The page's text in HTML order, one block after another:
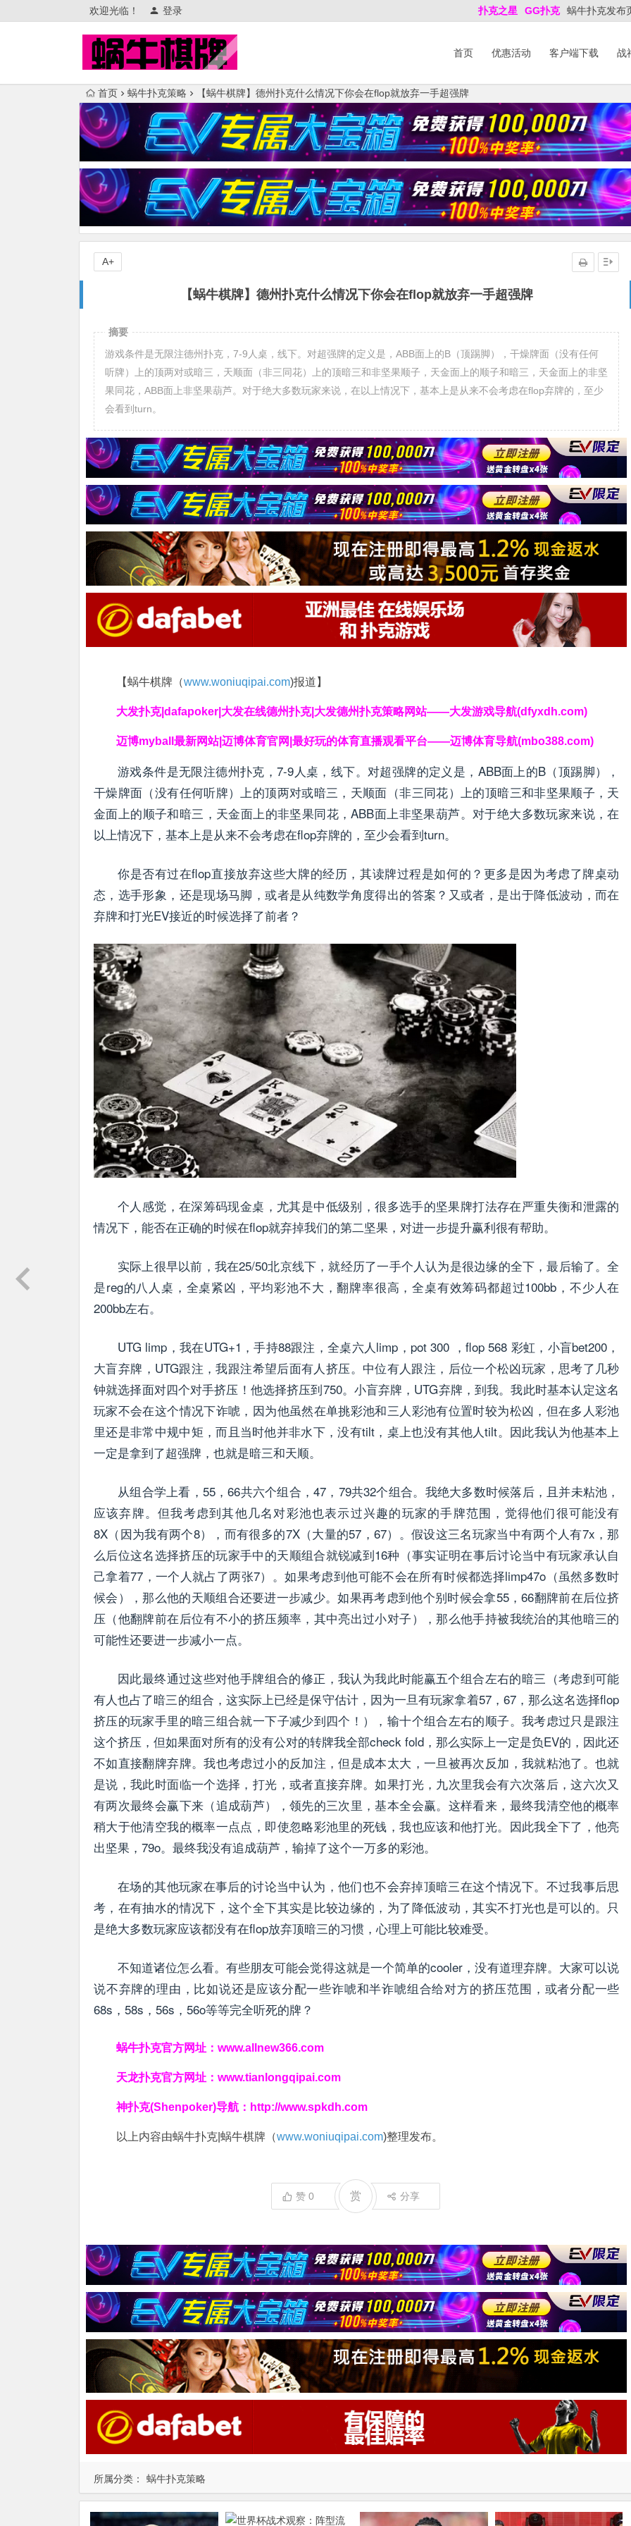
欢迎光临！ 登录 扑克之星 GG扑克 蜗牛扑克发布
首页 优惠活动 客户端下载 战
首页 蜗牛扑克策略 【蜗牛棋牌】德州扑克什么情况下你会在flop就放弃一手超强牌
【蜗牛棋牌】德州扑克什么情况下你会在flop就放弃一手超强牌
A+
所属分类： 蜗牛扑克策略
摘要
游戏条件是无限注德州扑克，7-9人桌，线下。对超强牌的定义是，ABB面上的B（顶踢脚），干燥牌面（没有任何
听牌）上的顶两对或暗三，天顺面（非三同花）上的顶暗三和非坚果顺子，天金面上的顺子和暗三，天金面上的非坚
果同花，ABB面上非坚果葫芦。对于绝大多数玩家来说，在以上情况下，基本上是从来不会考虑在flop弃牌的，至少
会看到turn。
【蜗牛棋牌（www.woniuqipai.com)报道】
大发扑克|dafapoker|大发在线德州扑克|大发德州扑克策略网站——大发游戏导航(dfyxdh.com)
迈博myball最新网站|迈博体育官网|最好玩的体育直播观看平台——迈博体育导航(mbo388.com)
游戏条件是无限注德州扑克，7-9人桌，线下。对超强牌的定义是，ABB面上的B（顶踢脚），
干燥牌面（没有任何听牌）上的顶两对或暗三，天顺面（非三同花）上的顶暗三和非坚果顺子，天
金面上的顺子和暗三，天金面上的非坚果同花，ABB面上非坚果葫芦。对于绝大多数玩家来说，在
以上情况下，基本上是从来不会考虑在flop弃牌的，至少会看到turn。
你是否有过在flop直接放弃这些大牌的经历，其读牌过程是如何的？更多是因为考虑了牌桌动
态，选手形象，还是现场马脚，或者是从纯数学角度得出的答案？又或者，是出于降低波动，而在
弃牌和打光EV接近的时候选择了前者？
个人感觉，在深筹码现金桌，尤其是中低级别，很多选手的坚果牌打法存在严重失衡和泄露的
情况下，能否在正确的时候在flop就弃掉我们的第二坚果，对进一步提升赢利很有帮助。
实际上很早以前，我在25/50北京线下，就经历了一手个人认为是很边缘的全下，最后输了。全
是reg的八人桌，全桌紧凶，平均彩池不大，翻牌率很高，全桌有效筹码都超过100bb，不少人在
200bb左右。
UTG limp，我在UTG+1，手持88跟注，全桌六人limp，pot 300 ，flop 568 彩虹，小盲bet200，
大盲弃牌，UTG跟注，我跟注希望后面有人挤压。中位有人跟注，后位一个松凶玩家，思考了几秒
钟就选择面对四个对手挤压！他选择挤压到750。小盲弃牌，UTG弃牌，到我。我此时基本认定这名
玩家不会在这个情况下诈唬，因为他虽然在单挑彩池和三人彩池有位置时较为松凶，但在多人彩池
里还是非常中规中矩，而且当时他并非水下，没有tilt，桌上也没有其他人tilt。因此我认为他基本上
一定是拿到了超强牌，也就是暗三和天顺。
从组合学上看，55，66共六个组合，47，79共32个组合。我绝大多数时候落后，且并未粘池，
应该弃牌。但我考虑到其他几名对彩池也表示过兴趣的玩家的手牌范围，觉得他们很可能没有
8X（因为我有两个8），而有很多的7X（大量的57，67）。假设这三名玩家当中有两个人有7x，那
么后位这名选择挤压的玩家手中的天顺组合就锐减到16种（事实证明在事后讨论当中有玩家承认自
己拿着77，一个人就占了两张7）。如果考虑到他可能不会在所有时候都选择limp47o（虽然多数时
候会），那么他的天顺组合还要进一步减少。如果再考虑到他个别时候会拿55，66翻牌前在后位挤
压（他翻牌前在后位有不小的挤压频率，其中亮出过小对子），那么他手持被我统治的其他暗三的
可能性还要进一步减小一点。
因此最终通过这些对他手牌组合的修正，我认为我此时能赢五个组合左右的暗三（考虑到可能
有人也占了暗三的组合，这实际上已经是保守估计，因为一旦有玩家拿着57，67，那么这名选择flop
挤压的玩家手里的暗三组合就一下子减少到四个！），输十个组合左右的顺子。我考虑过只是跟注
这个挤压，但如果面对所有的没有公对的转牌我全部check fold，那么实际上一定是负EV的，因此还
不如直接翻牌弃牌。我也考虑过小的反加注，但是成本太大，一旦被再次反加，我就粘池了。也就
是说，我此时面临一个选择，打光，或者直接弃牌。如果打光，九次里我会有六次落后，这六次又
有两次最终会赢下来（追成葫芦），领先的三次里，基本全会赢。这样看来，最终我清空他的概率
稍大于他清空我的概率一点点，即使忽略彩池里的死钱，我也应该和他打光。因此我全下了，他亮
出坚果，79o。最终我没有追成葫芦，输掉了这个一万多的彩池。
在场的其他玩家在事后的讨论当中认为，他们也不会弃掉顶暗三在这个情况下。不过我事后思
考，在有抽水的情况下，这个全下其实是比较边缘的，为了降低波动，其实不打光也是可以的。只
是绝大多数玩家应该都没有在flop放弃顶暗三的习惯，心理上可能比较难受。
不知道诸位怎么看。有些朋友可能会觉得这就是一个简单的cooler，没有道理弃牌。大家可以说
说不弃牌的理由，比如说还是应该分配一些诈唬和半诈唬组合给对方的挤压范围，或者分配一些
68s，58s，56s，56o等等完全听死的牌？
蜗牛扑克官方网址： www.allnew366.com
天龙扑克官方网址： www.tianlongqipai.com
神扑克(Shenpoker)导航： http://www.spkdh.com
以上内容由蜗牛扑克|蜗牛棋牌（www.woniuqipai.com)整理发布。
赞 0 赏 分享